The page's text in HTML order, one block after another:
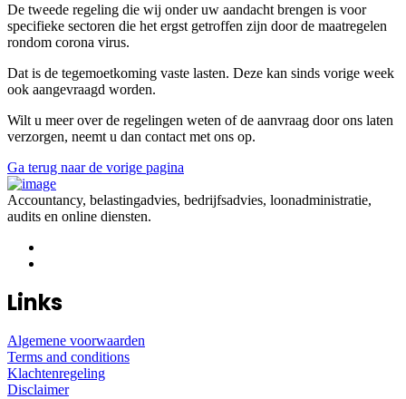
De tweede regeling die wij onder uw aandacht brengen is voor
specifieke sectoren die het ergst getroffen zijn door de maatregelen
rondom corona virus.
Dat is de tegemoetkoming vaste lasten. Deze kan sinds vorige week
ook aangevraagd worden.
Wilt u meer over de regelingen weten of de aanvraag door ons laten
verzorgen, neemt u dan contact met ons op.
Ga terug naar de vorige pagina
Accountancy, belastingadvies, bedrijfsadvies, loonadministratie,
audits en online diensten.
Links
Algemene voorwaarden
Terms and conditions
Klachtenregeling
Disclaimer